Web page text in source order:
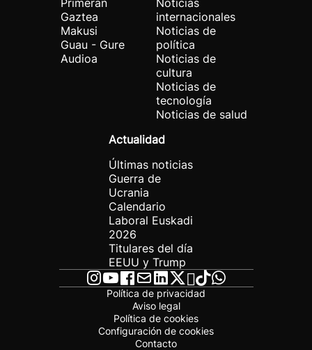
Primeran
Gaztea
Makusi
Guau - Gure
Audioa
Noticias
internacionales
Noticias de
política
Noticias de
cultura
Noticias de
tecnología
Noticias de salud
Actualidad
Últimas noticias
Guerra de
Ucrania
Calendario
Laboral Euskadi
2026
Titulares del día
EEUU y Trump
Política de privacidad
Aviso legal
Política de cookies
Configuración de cookies
Contacto